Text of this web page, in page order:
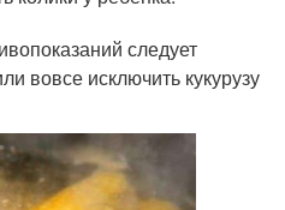
следует
вовсе исключить кукурузу